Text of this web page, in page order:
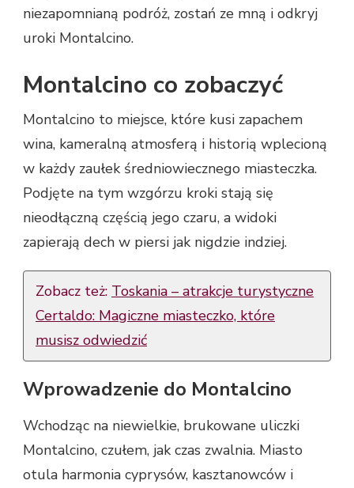
niezapomnianą podróż, zostań ze mną i odkryj
uroki Montalcino.
Montalcino co zobaczyć
Montalcino to miejsce, które kusi zapachem
wina, kameralną atmosferą i historią wplecioną
w każdy zaułek średniowiecznego miasteczka.
Podjęte na tym wzgórzu kroki stają się
nieodłączną częścią jego czaru, a widoki
zapierają dech w piersi jak nigdzie indziej.
Zobacz też: Toskania – atrakcje turystyczne
Certaldo: Magiczne miasteczko, które
musisz odwiedzić
Wprowadzenie do Montalcino
Wchodząc na niewielkie, brukowane uliczki
Montalcino, czułem, jak czas zwalnia. Miasto
otula harmonia cyprysów, kasztanowców i